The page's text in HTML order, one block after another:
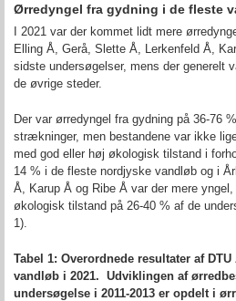
Ørredyngel fra gydning i de fleste
I 2021 var der kommet lidt mere
Elling Å, Gerå, Slette Å, Lerkenfeld Å,
sidste undersøgelser, mens der generelt
de øvrige steder.
Der var ørredyngel fra gydning på 36-76
strækninger, men bestandene var ikke
med god eller høj økologisk tilstand i
14 % i de fleste nordjyske vandløb og i
Å, Karup Å og Ribe Å var der mere
økologisk tilstand på 26-40 % af de
1).
Tabel 1: Overordnede resultater af
vandløb i 2021. Udviklingen af
undersøgelse i 2011-2013 er opdelt i